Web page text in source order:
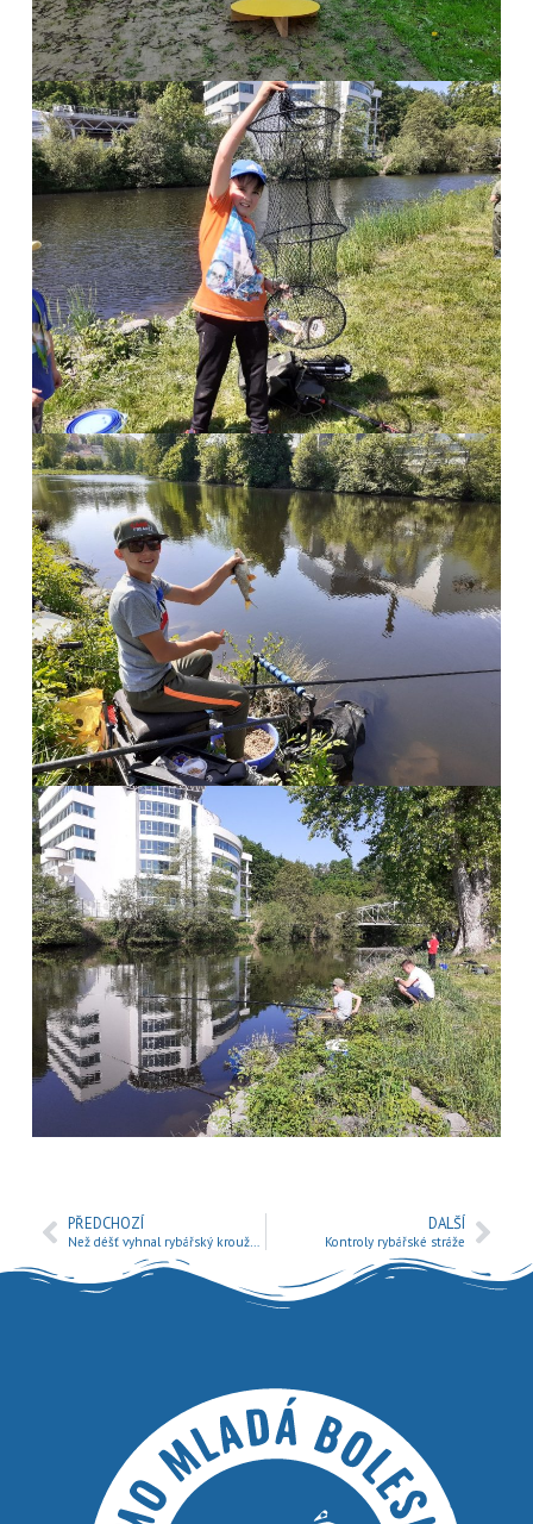
PŘEDCHOZÍ
Než déšť vyhnal rybářský kroužek od vody
DALŠÍ
Kontroly rybářské stráže